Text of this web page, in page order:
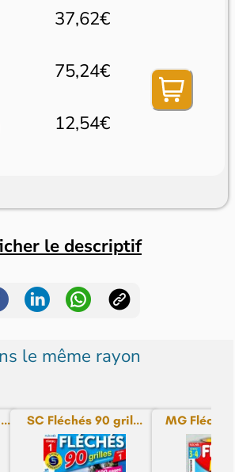
37,62€
75,24€
12,54€
le descriptif
le même rayon
SC Fléchés 90 gril... MG